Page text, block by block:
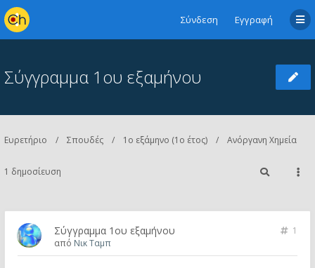
Σύνδεση Εγγραφή
Σύγγραμμα 1ου εξαμήνου
Ευρετήριο Σπουδές 1ο εξάμηνο (1ο έτος) Ανόργανη Χημεία
1 δημοσίευση
Σύγγραμμα 1ου εξαμήνου
1
από Νικ Ταμπ